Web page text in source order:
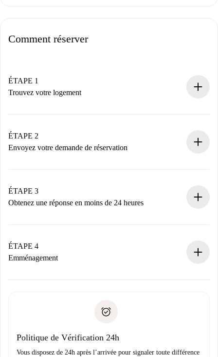
Comment réserver
ÉTAPE 1
Trouvez votre logement
Vous disposez à l’avance de toutes les informations
nécessaires.
ÉTAPE 2
Envoyez votre demande de réservation
Nous ne vous facturerons rien tant que le propriétaire
n’aura pas accepté.
ÉTAPE 3
Obtenez une réponse en moins de 24 heures
contact avec le propriétaire.
Si refusé : aucun prélèvement et nous vous proposerons
Justificatif de solvabilité
ÉTAPE 4
Emménagement
uniquement si aucun problème n'est signalé.
Politique de Vérification 24h
Vous disposez de 24h après l’arrivée pour signaler toute différence